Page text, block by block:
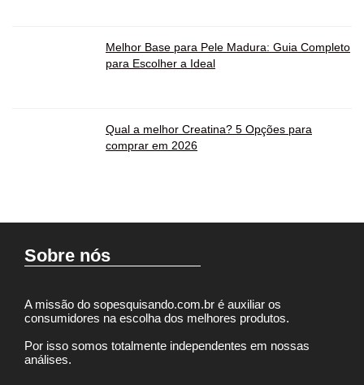
Melhor Base para Pele Madura: Guia Completo
para Escolher a Ideal
Qual a melhor Creatina? 5 Opções para
comprar em 2026
Sobre nós
A missão do sopesquisando.com.br é auxiliar os
consumidores na escolha dos melhores produtos.
Por isso somos totalmente independentes em nossas
análises.